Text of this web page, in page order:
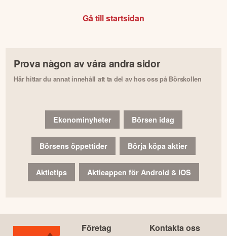
Gå till startsidan
Prova någon av våra andra sidor
Här hittar du annat innehåll att ta del av hos oss på Börskollen
Ekonominyheter Börsen idag
Börsens öppettider Börja köpa aktier
Aktietips Aktieappen för Android & iOS
Företag Kontakta oss